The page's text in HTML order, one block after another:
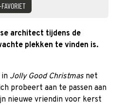
architect tijdens de
plekken te vinden is.
in Jolly Good Christmas net
probeert aan te passen aan
nieuwe vriendin voor kerst